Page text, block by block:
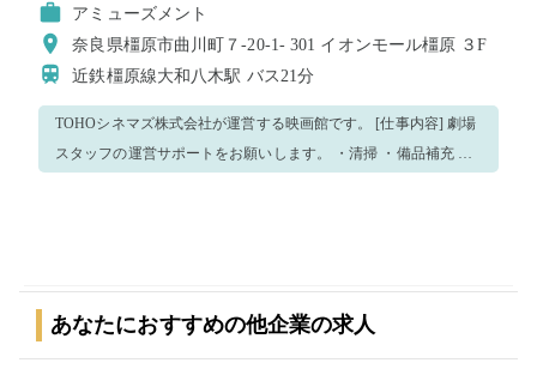
アミューズメント
奈良県橿原市曲川町７-20-1- 301 イオンモール橿原 ３F
近鉄橿原線大和八木駅 バス21分
TOHOシネマズ株式会社が運営する映画館です。 [仕事内容] 劇場
スタッフの運営サポートをお願いします。 ・清掃 ・備品補充 ・
あなたにおすすめの他企業の求人